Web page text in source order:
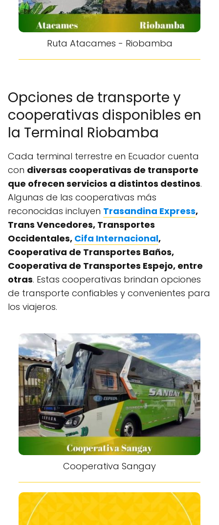
Ruta Atacames - Riobamba
Opciones de transporte y
cooperativas disponibles en
la Terminal Riobamba
Cada terminal terrestre en Ecuador cuenta
con diversas cooperativas de transporte
que ofrecen servicios a distintos destinos.
Algunas de las cooperativas más
reconocidas incluyen Trasandina Express,
Trans Vencedores, Transportes
Occidentales, Cifa Internacional,
Cooperativa de Transportes Baños,
Cooperativa de Transportes Espejo, entre
otras. Estas cooperativas brindan opciones
de transporte confiables y convenientes para
los viajeros.
Cooperativa Sangay